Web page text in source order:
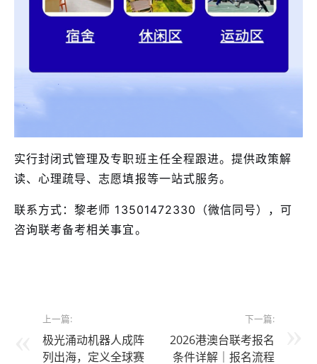
实行封闭式管理及专职班主任全程跟进。提供政策解
读、心理疏导、志愿填报等一站式服务。
联系方式：黎老师 13501472330（微信同号），可
咨询联考备考相关事宜。
上一篇:
极光涌动机器人成阵
列出海，定义全球赛
下一篇:
2026港澳台联考报名
条件详解｜报名流程